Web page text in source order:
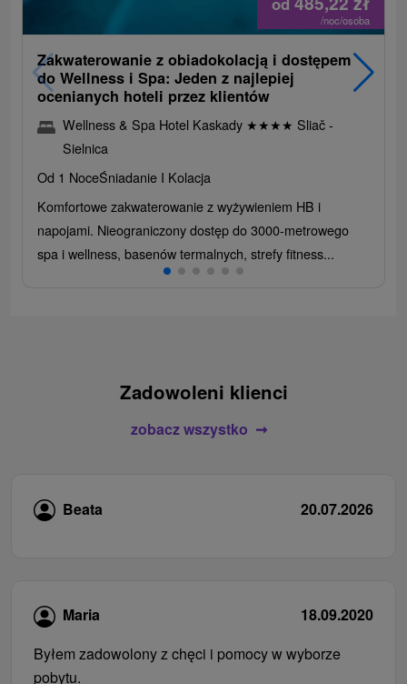
/noc/osoba
Zakwaterowanie z obiadokolacją i dostępem
do Wellness i Spa: Jeden z najlepiej
ocenianych hoteli przez klientów
Wellness & Spa Hotel Kaskady ★★★★ Sliač -
Sielnica
Od 1 NoceŚniadanie I Kolacja
Komfortowe zakwaterowanie z wyżywieniem HB i
napojami. Nieograniczony dostęp do 3000-metrowego
spa i wellness, basenów termalnych, strefy fitness...
Zadowoleni klienci
zobacz wszystko
Beata 20.07.2026
Maria
18.09.2020
Byłem zadowolony z chęci i pomocy w wyborze
pobytu.